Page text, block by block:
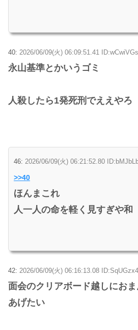
40: 2026/06/09(火) 06:09:51.41
永山基準とかいうゴミ
人殺したら1発死刑でええやろ
46: 2026/06/09(火) 06:21:52.80
>>40
ほんまこれ
人一人の命を軽く見すぎや和
42: 2026/06/09(火) 06:16:13.08
面会のクリアボード越しにお
あげたい